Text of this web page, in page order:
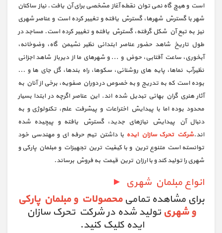
است و هیچ گاه نمی توان نقطه آغاز مشخصی برای آن یافت. نیاز ساکنان
شهر با گسترش شهرها، گسترش یافته و تغییر کرده است و عناصر شهری
نیز به تبع آن شکل گرفته، گسترش یافته و تغییر کرده است. مساجد در
طول تاریخ شاهد حضور عناصر ابتدائی نظیر نشیمن گاه، وضوخانه،
آبخوری، ساعت آفتابی، حوض و ... و شهرهای ما از دیرباز شاهد اجزائی
نظیرآب نماها، پایه های روشنائی، سکوها، راه بندها، گل جای ها و ...
بوده است که به تدریج و به خصوص در دوران صفویه، برخی از آنان به
آثار هنری گران بهائی تبدیل شده اند. این عناصر اگرچه در ابتدا بسیار
محدود بوده اما با پیدایش اختراعات و پیشرفت علم، تکنولوژی و به
دنبال آن پیدایش نیازهای جدید، گسترش یافته و پیچیده شده
اند.شرکت تحرک سازان ایده با داشتن تیم حرفه ای و مهندسی خود
توانسته است متنوع ترین و با کیفیت ترین تجهیزات و مبلمان پارکی و
شهری را تولید کند و با ارزان ترین قیمت به فروش برساند.
انواع مبلمان شهری ►
برای مشاهده تمامیمحصولات و مبلمان پارکی
و شهری تولید شده در شرکت تحرک سازان
ایده کلیک کنید.